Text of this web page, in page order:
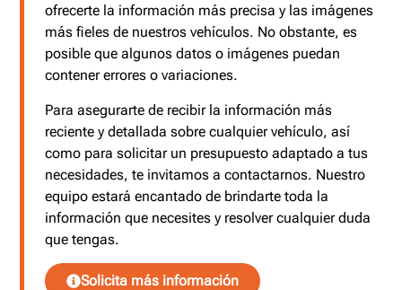
ofrecerte la información más precisa y las imágenes
más fieles de nuestros vehículos. No obstante, es
posible que algunos datos o imágenes puedan
contener errores o variaciones.
Para asegurarte de recibir la información más
reciente y detallada sobre cualquier vehículo, así
como para solicitar un presupuesto adaptado a tus
necesidades, te invitamos a contactarnos. Nuestro
equipo estará encantado de brindarte toda la
información que necesites y resolver cualquier duda
que tengas.
Solicita más información